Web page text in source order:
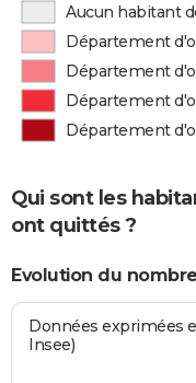
Aucun habitant
Département
Département
Département
Département
Qui sont les
ont quittés ?
Evolution du
Données exprimées
Insee)